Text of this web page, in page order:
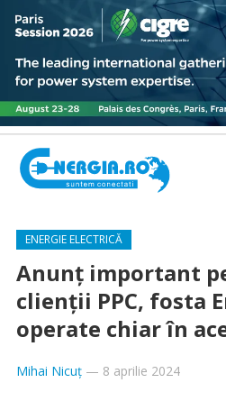
ENERGIE ELECTRICĂ
Anunț important
clienții PPC, fosta
operate chiar în
Mihai Nicuț— 8 aprilie 2024